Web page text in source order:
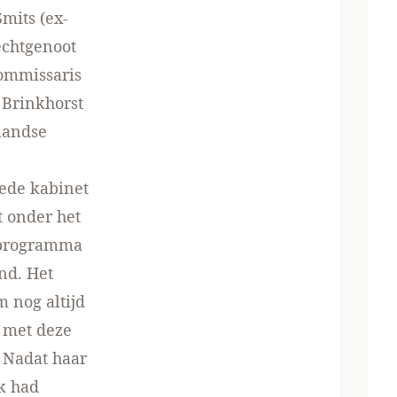
(ex-
Brinkhorst
kabinet
onder het
Het
nog altijd
deze
haar
had